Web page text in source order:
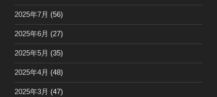
2025年7月 (56)
2025年6月 (27)
2025年5月 (35)
2025年4月 (48)
2025年3月 (47)